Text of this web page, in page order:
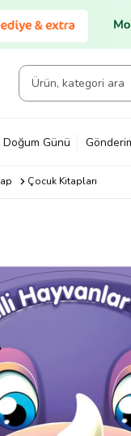
Doğum Günü
Çocuk Kitapları